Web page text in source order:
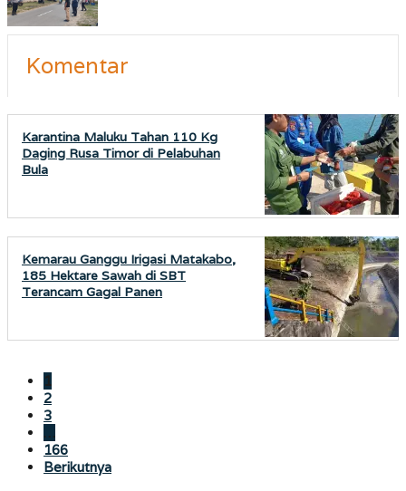
Komentar
Karantina Maluku Tahan 110 Kg
Daging Rusa Timor di Pelabuhan
Bula
Kemarau Ganggu Irigasi Matakabo,
185 Hektare Sawah di SBT
Terancam Gagal Panen
1
2
3
…
166
Berikutnya